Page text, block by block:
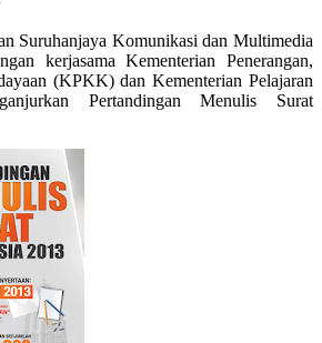
Suruhanjaya Komunikasi dan Multimedia
kerjasama Kementerian Penerangan,
(KPKK) dan Kementerian Pelajaran
Pertandingan Menulis Surat